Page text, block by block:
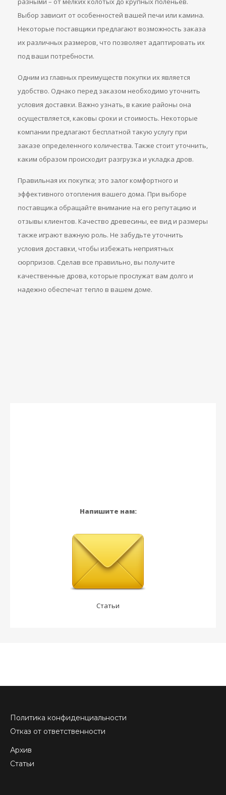
Выбор зависит от особенностей вашей печи или камина.
Некоторые поставщики предлагают возможность заказа
их различных размеров, что позволяет адаптировать их
под ваши потребности.
Одним из главных преимуществ покупки их является
удобство. Однако перед заказом необходимо уточнить
условия доставки. Важно узнать, в какие районы она
осуществляется, каковы сроки и стоимость. Некоторые
компании предлагают бесплатной такую услугу при
заказе определенного количества. Также стоит уточнить,
каким образом происходит разгрузка и укладка дров.
Правильная их покупка; это залог комфортного и
эффективного отопления вашего дома. При выборе
поставщика обращайте внимание на его репутацию и
отзывы клиентов. Качество древесины, ее вид и размеры
также играют важную роль. Не забудьте уточнить
условия доставки, чтобы избежать неприятных
сюрпризов. Сделав все правильно, вы получите
качественные дрова, которые прослужат вам долго и
надежно обеспечат тепло в вашем доме.
Напишите нам:
Статьи
Политика конфиденциальности
Отказ от ответственности
Архив
Статьи